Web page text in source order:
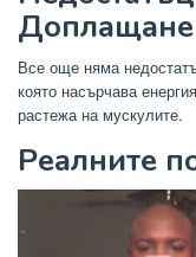
Доплащане
Все още няма
която насърчава
растежа на мускулите.
Реалните